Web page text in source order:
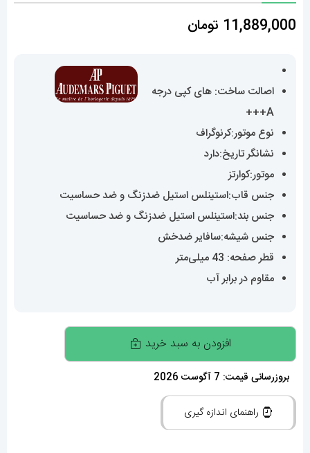
11,889,000 تومان
اصالت ساخت: های کپی درجه
A+++
نوع موتور:کرنوگراف
نشانگر تاریخ:دارد
موتور:کوارتز
جنس قاب:استینلس استیل ضدزنگ و ضد حساسیت
جنس بند:استینلس استیل ضدزنگ و ضد حساسیت
جنس شیشه:سافایر ضدخش
قطر صفحه: 43 میلی‌متر
مقاوم در برابر آب
ساعت
مچی
مردانه
اودمار
افزودن به سبد خرید
بروزرسانی قیمت: 7 آگوست 2026
راهنمای اندازه گیری